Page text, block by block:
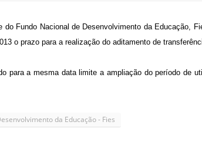
do Fundo Nacional de Desenvolvimento da Educação,
o prazo para a realização do aditamento de
para a mesma data limite a ampliação do período de
da Educação - Fies